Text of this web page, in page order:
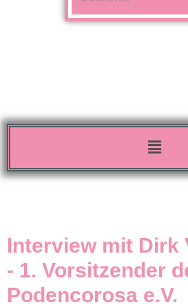
Menü
Interview mit Dirk
- 1. Vorsitzender
Podencorosa e.V.